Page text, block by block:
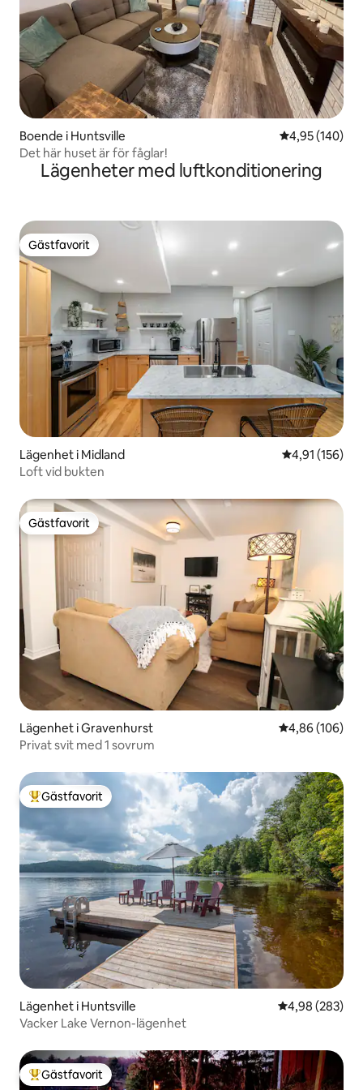
Boende i Huntsville 4,95 av 5 i
4,95 (140)
Det här huset är för fåglar!
Lägenheter med luftkonditionering
Gästfavorit
Gästfavorit
Lägenhet i Midland 4,91 av 5 i
4,91 (156)
Loft vid bukten
Gästfavorit
Gästfavorit
Lägenhet i Gravenhurst 4,86 av 5 i
4,86 (106)
Privat svit med 1 sovrum
Populär gästfavorit
Gästfavorit
Lägenhet i Huntsville 4,98 av 5 i
4,98 (283)
Vacker Lake Vernon-lägenhet
Populär gästfavorit
Gästfavorit